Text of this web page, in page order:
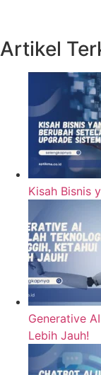
Artikel
Kisah Bisnis
Generative
Lebih Jauh!